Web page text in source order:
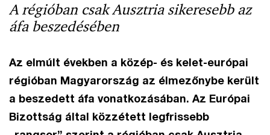
A régióban csak Ausztria sikeresebb az
áfa beszedésében
Az elmúlt években a közép- és kelet-európai
régióban Magyarország az élmezőnybe került
a beszedett áfa vonatkozásában. Az Európai
Bizottság által közzétett legfrissebb